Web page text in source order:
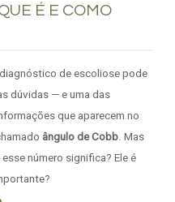
É E COMO
de escoliose pode
dúvidas — e uma das
que aparecem no
ângulo de Cobb . Mas
número significa? Ele é